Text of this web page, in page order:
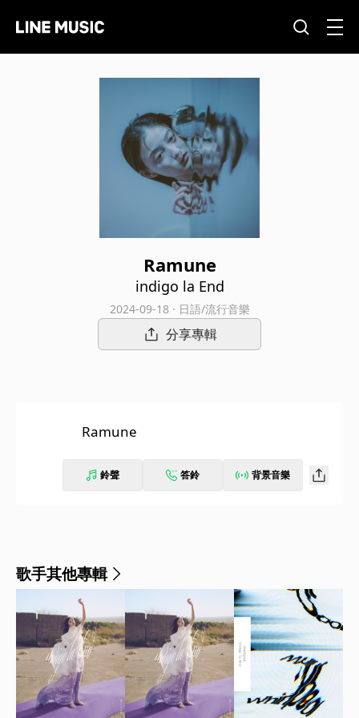
Ramune
indigo la End
2024-09-18 · 日語/流行音樂
分享專輯
Ramune
鈴聲 答鈴 背景音樂
歌手其他專輯